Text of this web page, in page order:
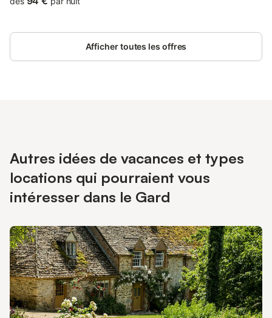
Afficher toutes les offres
Autres idées de vacances et types
locations qui pourraient vous
intéresser dans le Gard